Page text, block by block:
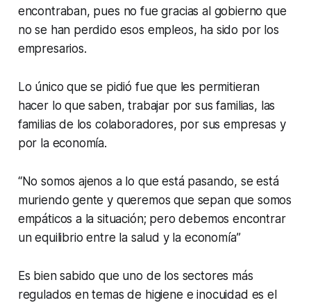
encontraban, pues no fue gracias al gobierno que
no se han perdido esos empleos, ha sido por los
empresarios.
Lo único que se pidió fue que les permitieran
hacer lo que saben, trabajar por sus familias, las
familias de los colaboradores, por sus empresas y
por la economía.
“No somos ajenos a lo que está pasando, se está
muriendo gente y queremos que sepan que somos
empáticos a la situación; pero debemos encontrar
un equilibrio entre la salud y la economía”
Es bien sabido que uno de los sectores más
regulados en temas de higiene e inocuidad es el